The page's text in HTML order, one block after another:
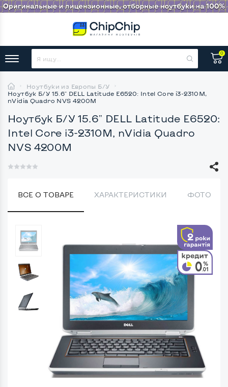
0
Ноутбуки из Европы Б/У
Ноутбук Б/У 15.6" DELL Latitude E6520: Intel Core i3-2310M,
nVidia Quadro NVS 4200M
Ноутбук Б/У 15.6" DELL Latitude E6520:
Intel Core i3-2310M, nVidia Quadro
NVS 4200M
ВСЕ О ТОВАРЕ ХАРАКТЕРИСТИКИ ФОТО